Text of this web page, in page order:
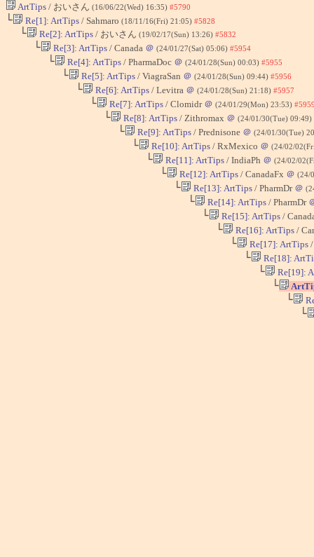
ArtTips / おいさん (16/06/22(Wed) 16:35) #5790
└ Re[1]: ArtTips / Sahmaro (18/11/16(Fri) 21:05) #5828
└ Re[2]: ArtTips / おいさん (19/02/17(Sun) 13:26) #5832
└ Re[3]: ArtTips / Canada ＠ (24/01/27(Sat) 05:06) #5954
└ Re[4]: ArtTips / PharmaDoc ＠ (24/01/28(Sun) 00:03) #5955
└ Re[5]: ArtTips / ViagraSan ＠ (24/01/28(Sun) 09:44) #5956
└ Re[6]: ArtTips / Levitra ＠ (24/01/28(Sun) 21:18) #5957
└ Re[7]: ArtTips / Clomidr ＠ (24/01/29(Mon) 23:53)
└ Re[8]: ArtTips / Zithromax ＠ (24/01/30(Tue) 09:49)
└ Re[9]: ArtTips / Prednisone ＠ (24/01/30(Tue)
└ Re[10]: ArtTips / RxMexico ＠ (24/02/
└ Re[11]: ArtTips / IndiaPh ＠ (24/02/
└ Re[12]: ArtTips / CanadaFx ＠ (24/
└ Re[13]: ArtTips / PharmDr ＠
└ Re[14]: ArtTips / PharmDr
└ Re[15]: ArtTips /
└ Re[16]: ArtTips /
└ Re[17]: ArtTips
└ Re[18]:
└ Re[19]:
└
└
└